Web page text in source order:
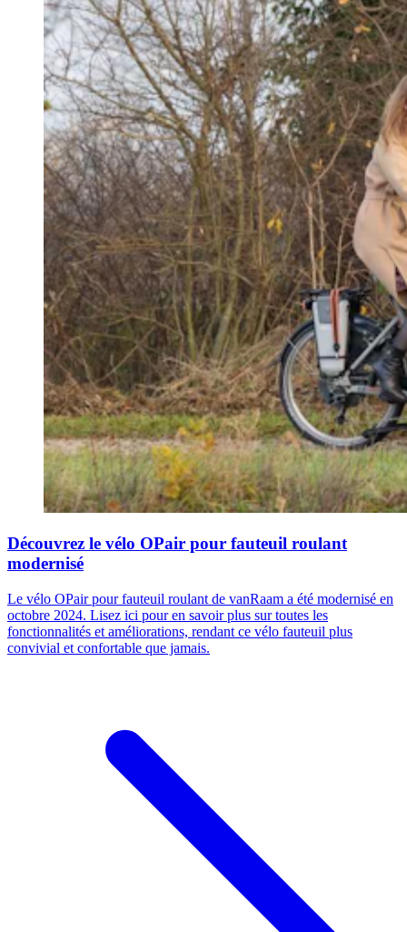
Découvrez le vélo OPair pour fauteuil roulant
modernisé
Le vélo OPair pour fauteuil roulant de vanRaam a été modernisé en
octobre 2024. Lisez ici pour en savoir plus sur toutes les
fonctionnalités et améliorations, rendant ce vélo fauteuil plus
convivial et confortable que jamais.